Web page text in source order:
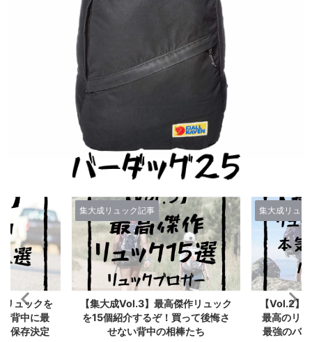
ュックを
背中に最
保存決定
集大成リュック記事
【集大成Vol.3】最高傑作リュック
を15個紹介するぞ！買って後悔さ
せない背中の相棒たち
集大成リュッ
【Vol.2】
最高のリ
最強のバ